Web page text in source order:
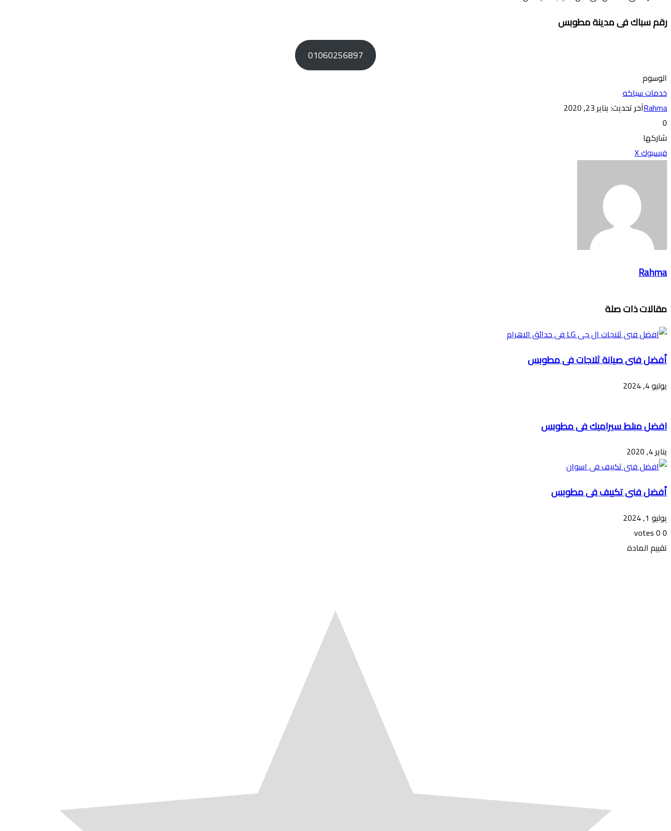
رقم سباك فى مدينة مطوبس
01060256897
الوسوم
خدمات سباكه
Rahmaآخر تحديث: يناير 23, 2020
0
شاركها
فيسبوك‫Xماسنجر
ماسنجر
واتساب
تيلقرام
طباعة
Rahma
مقالات ذات صلة
أفضل فنى صيانة ثلاجات فى مطوبس
يوليو 4, 2024
افضل مبلط سيراميك فى مطوبس
يناير 4, 2020
أفضل فنى تكييف فى مطوبس
يوليو 1, 2024
0
0
votes
تقييم المادة